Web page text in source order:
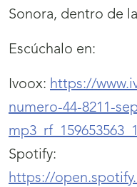
Sonora, dentro de la
Escúchalo en:
Ivoox: https://
numero-44-8211-
Spotify:
https://